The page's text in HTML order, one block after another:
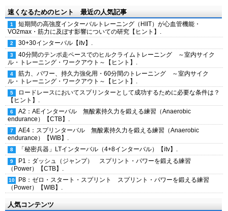
速くなるためのヒント 最近の人気記事
短期間の高強度インターバルトレーニング（HIIT）が心血管機能・
VO2max・筋力に及ぼす影響についての研究【ヒント】.
30+30インターバル【itv】.
40分間のテンポ走ペースでのヒルクライムトレーニング ～室内サイク
ル・トレーニング・ワークアウト～【ヒント】.
筋力、パワー、持久力強化用・60分間のトレーニング ～室内サイク
ル・トレーニング・ワークアウト～【ヒント】.
ロードレースにおいてスプリンターとして成功するために必要な条件は？
【ヒント】.
A2：AEインターバル 無酸素持久力を鍛える練習（Anaerobic
endurance）【CTB】.
AE4：スプリンターバル 無酸素持久力を鍛える練習（Anaerobic
endurance）【WIB】.
「秘密兵器」LTインターバル（4+8インターバル）【itv】.
P1：ダッシュ（ジャンプ） スプリント・パワーを鍛える練習
（Power）【CTB】.
P8：ゼロ・スタート・スプリント スプリント・パワーを鍛える練習
（Power）【WIB】.
人気コンテンツ